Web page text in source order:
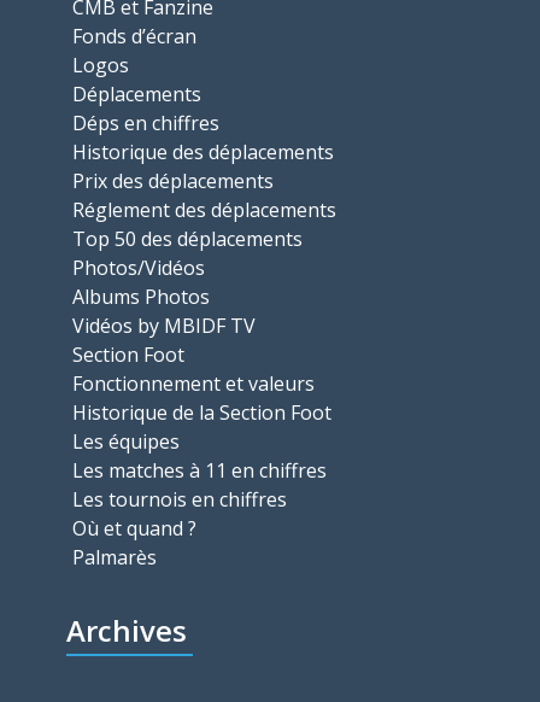
CMB et Fanzine
Fonds d’écran
Logos
Déplacements
Déps en chiffres
Historique des déplacements
Prix des déplacements
Réglement des déplacements
Top 50 des déplacements
Photos/Vidéos
Albums Photos
Vidéos by MBIDF TV
Section Foot
Fonctionnement et valeurs
Historique de la Section Foot
Les équipes
Les matches à 11 en chiffres
Les tournois en chiffres
Où et quand ?
Palmarès
Archives